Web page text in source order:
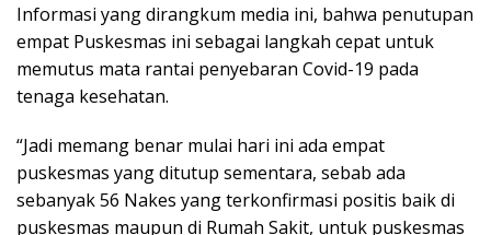
Informasi yang dirangkum media ini, bahwa penutupan
empat Puskesmas ini sebagai langkah cepat untuk
memutus mata rantai penyebaran Covid-19 pada
tenaga kesehatan.
“Jadi memang benar mulai hari ini ada empat
puskesmas yang ditutup sementara, sebab ada
sebanyak 56 Nakes yang terkonfirmasi positis baik di
puskesmas maupun di Rumah Sakit, untuk puskesmas